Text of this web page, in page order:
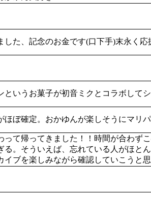
した、記念のお金です(口下手)末永く
というお菓子が初音ミクとコラボして
ほぼ確定。おかゆんが楽しそうにマリ
って帰ってきました！！時間が合わず
る。そういえば、忘れている人がほと
イブを楽しみながら確認していこうと